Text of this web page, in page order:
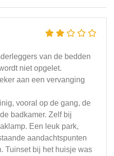
van de bedden
niet opgelet.
aan een vervanging
vooral op de gang, de
badkamer. Zelf bij
Een leuk park,
aandachtspunten
Tuinset bij het huisje was